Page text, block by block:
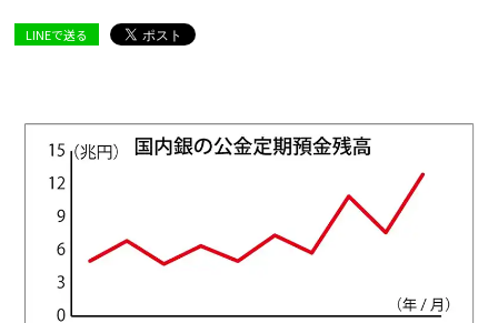
LINEで送る